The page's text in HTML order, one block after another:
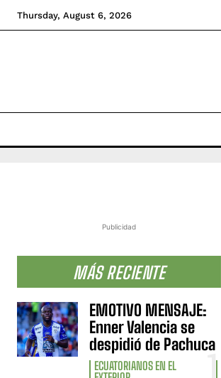
Thursday, August 6, 2026
Publicidad
MÁS RECIENTE
EMOTIVO MENSAJE:
Enner Valencia se
despidió de Pachuca
ECUATORIANOS EN EL